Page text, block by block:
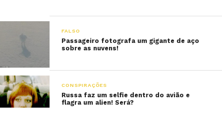
FALSO
Passageiro fotografa um gigante de aço
sobre as nuvens!
CONSPIRAÇÕES
Russa faz um selfie dentro do avião e
flagra um alien! Será?